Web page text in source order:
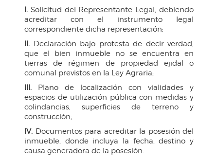
I. Solicitud del Representante Legal, debiendo
acreditar con el instrumento legal
correspondiente dicha representación;
II. Declaración bajo protesta de decir verdad,
que el bien inmueble no se encuentra en
tierras de régimen de propiedad ejidal o
comunal previstos en la Ley Agraria;
III. Plano de localización con vialidades y
espacios de utilización pública con medidas y
colindancias, superficies de terreno y
construcción;
IV. Documentos para acreditar la posesión del
inmueble, donde incluya la fecha, destino y
causa generadora de la posesión.